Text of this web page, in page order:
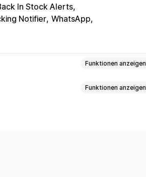
In Stock Alerts
Notifier WhatsApp
Funktionen anzeigen
Funktionen anzeigen